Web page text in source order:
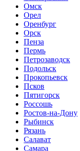
Омск
Орел
Оренбург
Орск
Пенза
Пермь
Петрозаводск
Подольск
Прокопьевск
Псков
Пятигорск
Россошь
Ростов-на-Дону
Рыбинск
Рязань
Салават
Самара